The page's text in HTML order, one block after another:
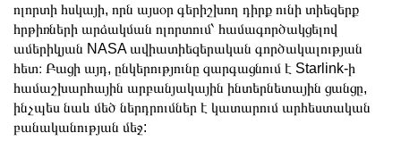
ոլորտի հսկայի, որն այսօր գերիշխող դիրք ունի տիեզերք
հրթիռների արձակման ոլորտում՝ համագործակցելով
ամերիկյան NASA ավիատիեզերական գործակալության
հետ։ Բացի այդ, ընկերությունը զարգացնում է Starlink-ի
համաշխարհային արբանյակային ինտերնետային ցանցը,
ինչպես նաև մեծ ներդրումներ է կատարում արհեստական
բանականության մեջ: